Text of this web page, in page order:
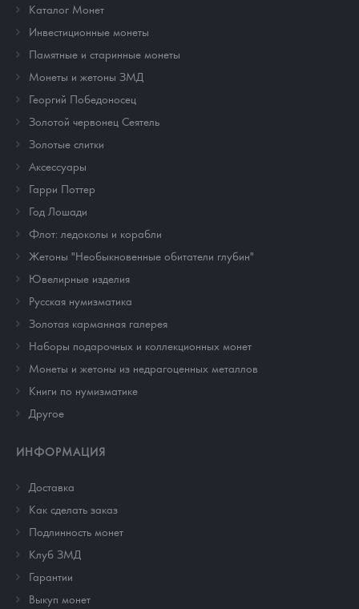
Каталог Монет
Инвестиционные монеты
Памятные и старинные монеты
Монеты и жетоны ЗМД
Георгий Победоносец
Золотой червонец Сеятель
Золотые слитки
Аксессуары
Гарри Поттер
Год Лошади
Флот: ледоколы и корабли
Жетоны "Необыкновенные обитатели глубин"
Ювелирные изделия
Русская нумизматика
Золотая карманная галерея
Наборы подарочных и коллекционных монет
Монеты и жетоны из недрагоценных металлов
Книги по нумизматике
Другое
ИНФОРМАЦИЯ
Доставка
Как сделать заказ
Подлинность монет
Клуб ЗМД
Гарантии
Выкуп монет